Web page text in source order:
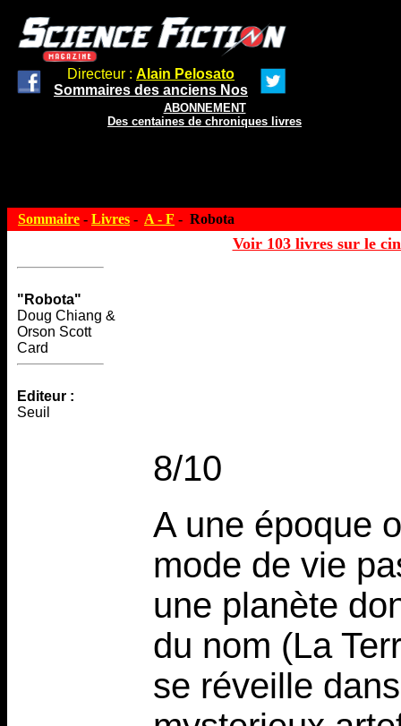
Directeur : Alain Pelosato
Sommaires des anciens Nos
ABONNEMENT
Des centaines de chroniques livres
Sommaire - Livres - A - F - Robota
Voir 103 livres sur le
"Robota"
Doug Chiang &
Orson Scott
Card
Editeur :
Seuil
8/10
A une époque
mode de vie
une planète
du nom (La
se réveille